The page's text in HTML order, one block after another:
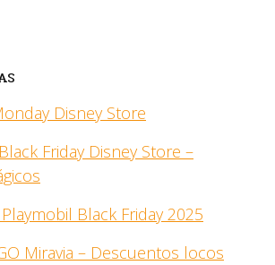
Disney Store
Friday Disney Store –
Black Friday 2025
Miravia – Descuentos locos